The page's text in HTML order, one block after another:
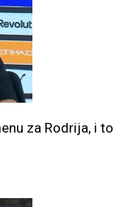
za Rodrija, i to